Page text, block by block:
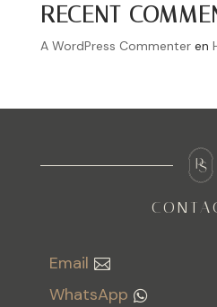
RECENT
A WordPress Commenteren
Email
WhatsApp